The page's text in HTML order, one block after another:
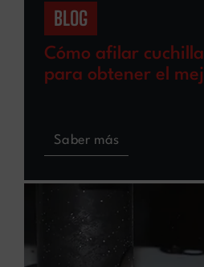
BLOG
Cómo afilar
para obtener el
Saber más